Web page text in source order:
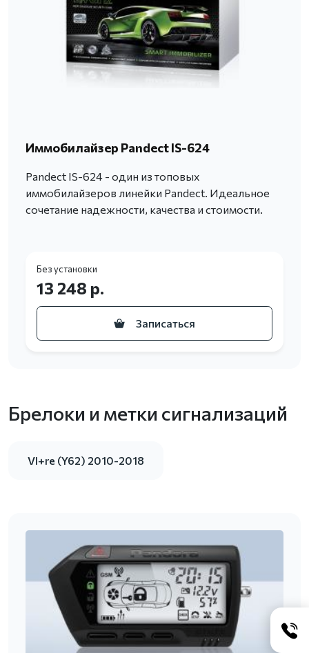
Иммобилайзер Pandect IS-624
Pandect IS-624 - один из топовых
иммобилайзеров линейки Pandect. Идеальное
сочетание надежности, качества и стоимости.
Без установки
13 248 р.
Записаться
Брелоки и метки сигнализаций
VI+re (Y62) 2010-2018